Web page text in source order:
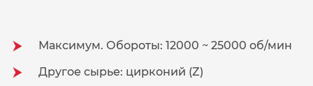
Максимум. Обороты: 12000 ~ 25000 об/мин
Другое сырье: цирконий (Z)